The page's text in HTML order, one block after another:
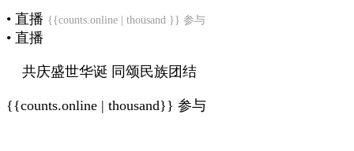
• 直播 {{counts.online | thousand }} 参与
• 直播
共庆盛世华诞 同颂民族团结
{{counts.online | thousand}} 参与